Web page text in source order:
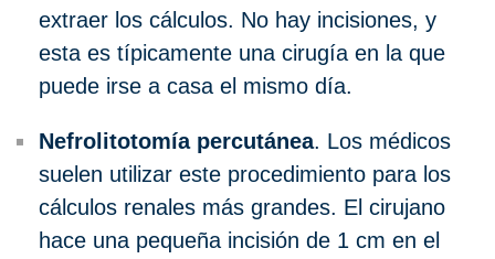
extraer los cálculos. No hay incisiones, y
esta es típicamente una cirugía en la que
puede irse a casa el mismo día.
Nefrolitotomía percutánea. Los médicos
suelen utilizar este procedimiento para los
cálculos renales más grandes. El cirujano
hace una pequeña incisión de 1 cm en el